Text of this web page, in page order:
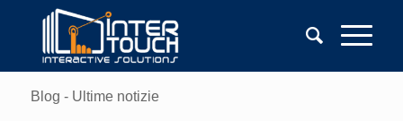
Blog - Ultime notizie